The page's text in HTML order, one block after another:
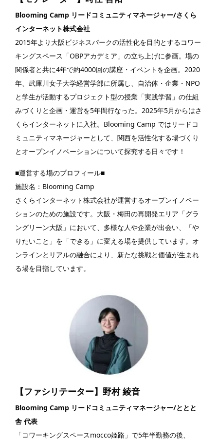
Blooming Camp リードコミュニティマネージャー/さくら
インターネット株式会社
2015年より大阪ビジネスパークの活性化を目的とするコワー
キングスペース「OBPアカデミア」の立ち上げに参画。場の
関係者と共に4年で約4000回の講座・イベントを企画。2020
年、武庫川女子大学経営学部に所属し、自治体・企業・NPO
と学生が活動するプロジェクト型の授業「実践学習」の仕組
みづくりと企画・運営を5年間行なった。2025年5月からはさ
くらインターネットに入社。Blooming Camp ではリードコ
ミュニティマネージャーとして、関西を活性化する場づくり
とオープンイノベーションについて探究する日々です！
■運営する場のプロフィール■
施設名：Blooming Camp
さくらインターネット株式会社が運営するオープンイノベー
ションのための施設です。大阪・梅田の再開発エリア「グラ
ングリーン大阪」において、多様な人や企業が出会い、「や
りたいこと」を「できる」に変える場を提供しています。オ
ンラインとリアルの融合により、新たな挑戦と価値が生まれ
る場を目指しています。
【ファシリテーター】野村 綾音
Blooming Camp リードコミュニティマネージャー/ととと
舎 代表
「コワーキングスペースmocco姫路」で5年半勤務の後、